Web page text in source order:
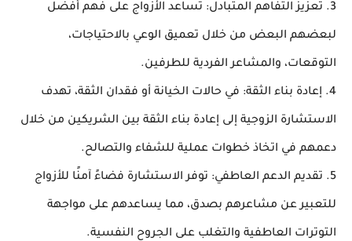
3. تعزيز التفاهم المتبادل: تساعد الأزواج على فهم أفضل
لبعضهم البعض من خلال تعميق الوعي بالاحتياجات،
التوقعات، والمشاعر الفردية للطرفين.
4. إعادة بناء الثقة: في حالات الخيانة أو فقدان الثقة، تهدف
الاستشارة الزوجية إلى إعادة بناء الثقة بين الشريكين من خلال
دعمهم في اتخاذ خطوات عملية للشفاء والتصالح.
5. تقديم الدعم العاطفي: توفر الاستشارة فضاءً آمنًا للأزواج
للتعبير عن مشاعرهم بصدق، مما يساعدهم على مواجهة
التوترات العاطفية والتغلب على الجروح النفسية.